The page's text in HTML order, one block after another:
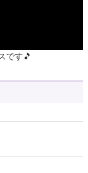
です🎵